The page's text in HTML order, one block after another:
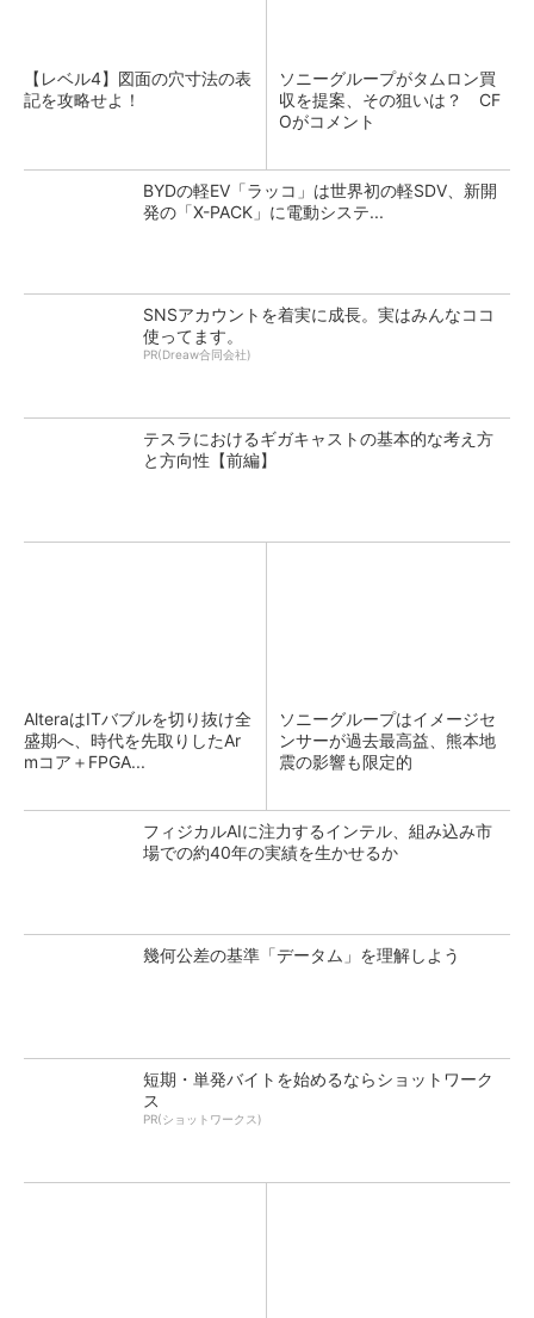
【レベル4】図面の穴寸法の表
記を攻略せよ！
ソニーグループがタムロン買
収を提案、その狙いは？ CF
Oがコメント
BYDの軽EV「ラッコ」は世界初の軽SDV、新開
発の「X-PACK」に電動システ...
SNSアカウントを着実に成長。実はみんなココ
使ってます。
PR(Dreaw合同会社)
テスラにおけるギガキャストの基本的な考え方
と方向性【前編】
AlteraはITバブルを切り抜け全
盛期へ、時代を先取りしたAr
mコア＋FPGA...
ソニーグループはイメージセ
ンサーが過去最高益、熊本地
震の影響も限定的
フィジカルAIに注力するインテル、組み込み市
場での約40年の実績を生かせるか
幾何公差の基準「データム」を理解しよう
短期・単発バイトを始めるならショットワーク
ス
PR(ショットワークス)